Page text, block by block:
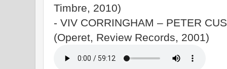
Timbre, 2010)
- VIV CORRINGHAM – PETER
(Operet, Review Records, 2001)